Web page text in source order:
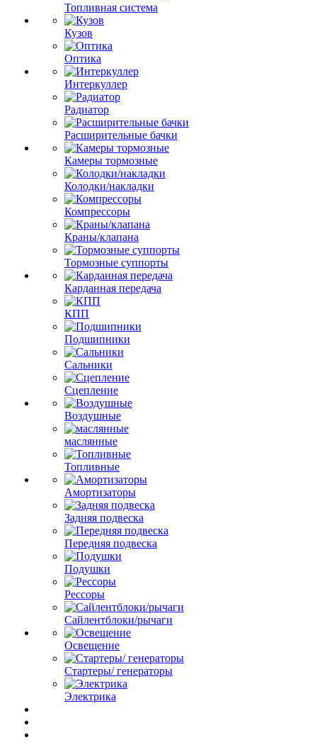
Топливная система
Кузов
Оптика
Интеркуллер
Радиатор
Расширительные бачки
Камеры тормозные
Колодки/накладки
Компрессоры
Краны/клапана
Тормозные суппорты
Карданная передача
КПП
Подшипники
Сальники
Сцепление
Воздушные
маслянные
Топливные
Амортизаторы
Задняя подвеска
Передняя подвеска
Подушки
Рессоры
Сайлентблоки/рычаги
Освещение
Стартеры/ генераторы
Электрика